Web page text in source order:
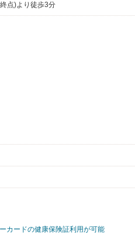
点)より徒歩3分
カードの健康保険証利用が可能